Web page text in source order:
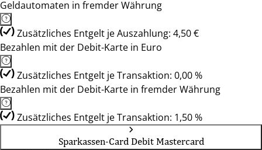
Geldautomaten in fremder Währung
Zusätzliches Entgelt je Auszahlung: 4,50 €
Bezahlen mit der Debit-Karte in Euro
Zusätzliches Entgelt je Transaktion: 0,00 %
Bezahlen mit der Debit-Karte in fremder Währung
Zusätzliches Entgelt je Transaktion: 1,50 %
Sparkassen-Card Debit Mastercard